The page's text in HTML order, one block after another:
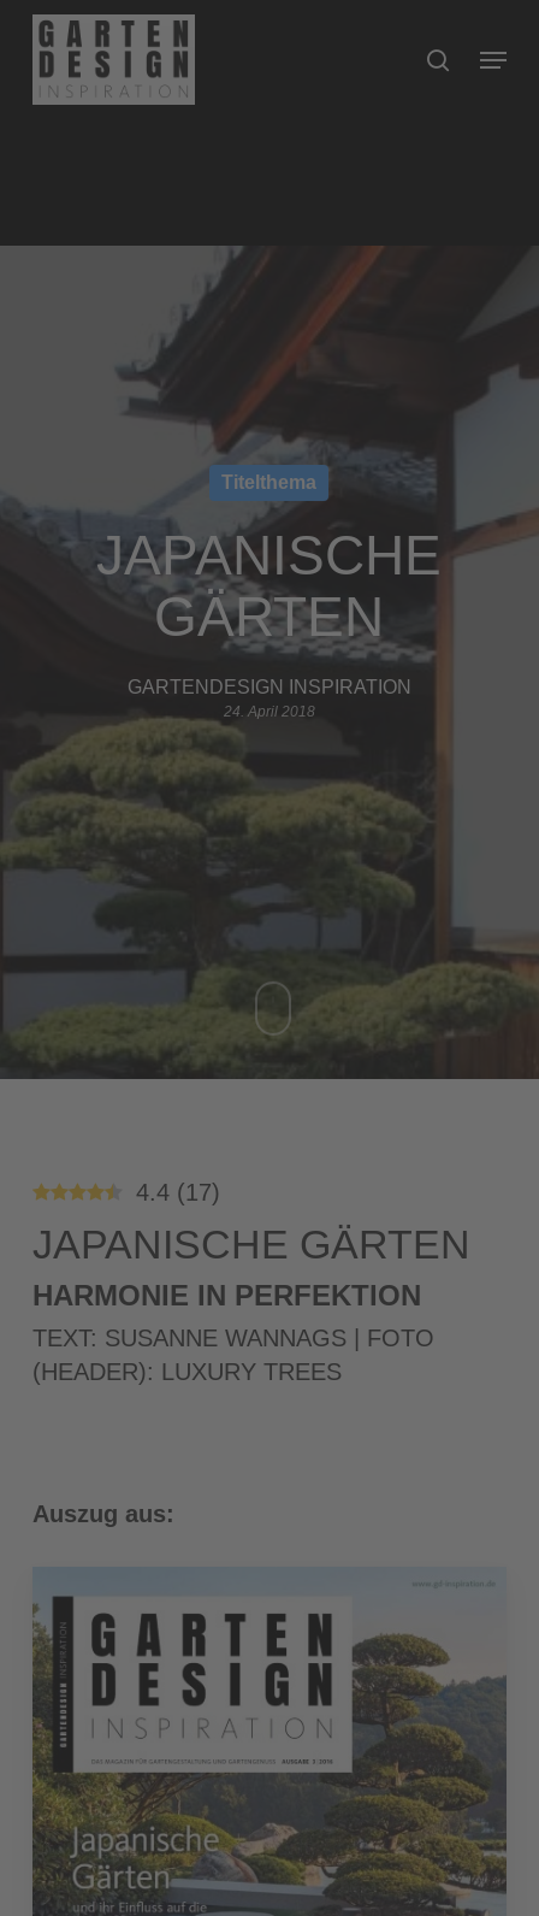
Titelthema
JAPANISCHE
GÄRTEN
GARTENDESIGN INSPIRATION
24. April 2018
4.4 (17)
JAPANISCHE GÄRTEN
HARMONIE IN PERFEKTION
TEXT: SUSANNE WANNAGS | FOTO
(HEADER): LUXURY TREES
Auszug aus:
Close